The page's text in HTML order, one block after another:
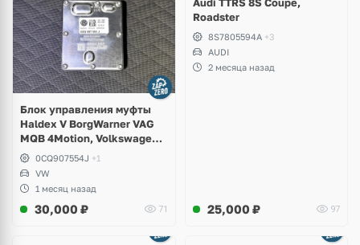
Блок управления муфты
Haldex V BorgWarner VAG
MQB 4Motion, Volkswagen
Tiguan
0CQ907554J +1
VW
1 месяц назад
30,000 ₽ 71
Roadster
8S7805594A +3
AUDI
2 месяца назад
25,000 ₽ 97